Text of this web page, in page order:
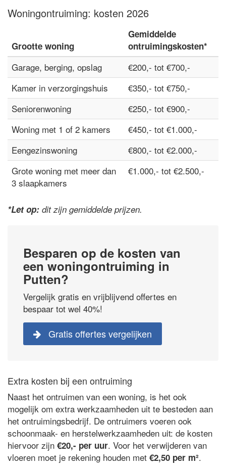
Woningontruiming: kosten 2026
Grootte woning
Gemiddelde
ontruimingskosten*
Garage, berging, opslag
€200,- tot €700,-
Kamer in verzorgingshuis
€350,- tot €750,-
Seniorenwoning
€250,- tot €900,-
Woning met 1 of 2 kamers
€450,- tot €1.000,-
Eengezinswoning
€800,- tot €2.000,-
Grote woning met meer dan
3 slaapkamers
€1.000,- tot €2.500,-
*Let op: dit zijn gemiddelde prijzen.
Besparen op de kosten van
een woningontruiming in
Putten?
Vergelijk gratis en vrijblijvend offertes en
bespaar tot wel 40%!
Gratis offertes vergelijken
Extra kosten bij een ontruiming
Naast het ontruimen van een woning, is het ook
mogelijk om extra werkzaamheden uit te besteden aan
het ontruimingsbedrijf. De ontruimers voeren ook
schoonmaak- en herstelwerkzaamheden uit: de kosten
hiervoor zijn €20,- per uur. Voor het verwijderen van
vloeren moet je rekening houden met €2,50 per m².